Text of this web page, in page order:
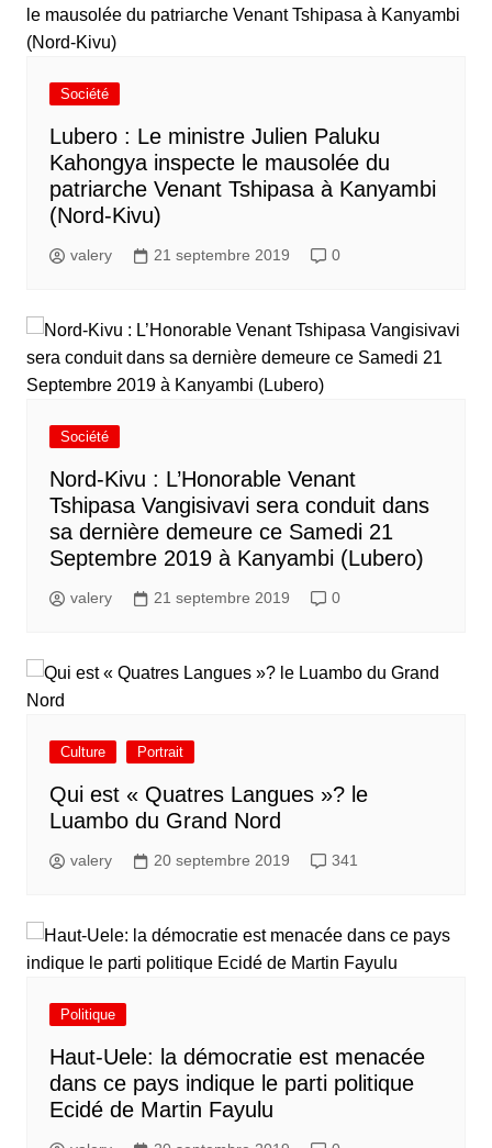
Société
Lubero : Le ministre Julien Paluku
Kahongya inspecte le mausolée du
patriarche Venant Tshipasa à Kanyambi
(Nord-Kivu)
valery 21 septembre 2019 0
Société
Nord-Kivu : L’Honorable Venant
Tshipasa Vangisivavi sera conduit dans
sa dernière demeure ce Samedi 21
Septembre 2019 à Kanyambi (Lubero)
valery 21 septembre 2019 0
Culture Portrait
Qui est « Quatres Langues »? le
Luambo du Grand Nord
valery 20 septembre 2019 341
Politique
Haut-Uele: la démocratie est menacée
dans ce pays indique le parti politique
Ecidé de Martin Fayulu